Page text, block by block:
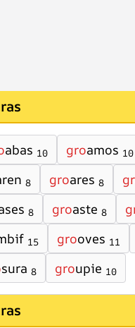
abas 10 groamos 10
8 groares 8
8 groaste 8
15 grooves 11
sura 8 groupie 10